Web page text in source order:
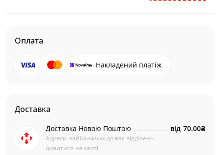
Оплата
Накладений платіж
Доставка
Доставка Новою Поштою
Адреси найближчих до вас відділень
дивитися на карті
від 70.00₴